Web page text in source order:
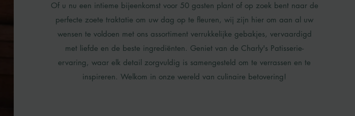
Of u nu een intieme bijeenkomst voor 50 gasten plant of op zoek bent naar de
perfecte zoete traktatie om uw dag op te fleuren, wij zijn hier om aan al uw
wensen te voldoen met ons assortiment verrukkelijke gebakjes, vervaardigd
met liefde en de beste ingrediënten. Geniet van de Charly's Patisserie-
ervaring, waar elk detail zorgvuldig is samengesteld om te verrassen en te
inspireren. Welkom in onze wereld van culinaire betovering!